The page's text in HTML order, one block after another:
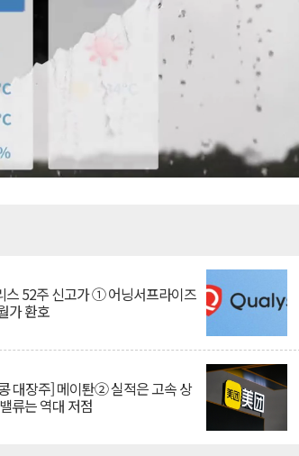
스 52주 신고가 ① 어닝서프라이즈
가 환호
대장주] 메이퇀② 실적은 고속 상
류는 역대 저점